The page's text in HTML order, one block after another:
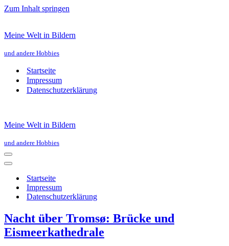
Zum Inhalt springen
Meine Welt in Bildern
und andere Hobbies
Startseite
Impressum
Datenschutzerklärung
Meine Welt in Bildern
und andere Hobbies
Navigationsmenü
Navigationsmenü
Startseite
Impressum
Datenschutzerklärung
Nacht über Tromsø: Brücke und
Eismeerkathedrale